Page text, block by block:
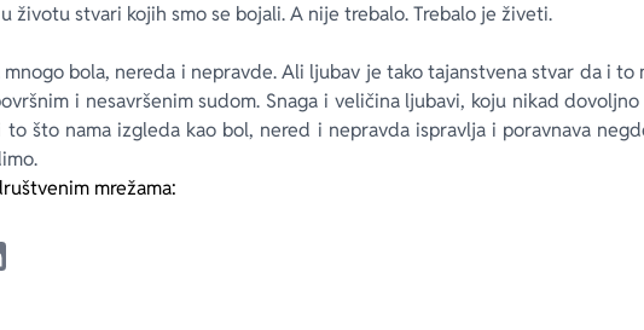
ži­vo­tu stva­ri ko­jih smo se bo­ja­li. A ni­je tre­ba­lo. Tre­ba­lo je ži­ve­ti.
mno­go bo­la, ne­re­da i ne­prav­de. Ali lju­bav je ta­ko ta­jan­stve­na stvar da i to
i ne­sa­vr­še­nim su­dom. Sna­ga i ve­li­či­na lju­ba­vi, ko­ju ni­kad
što na­ma iz­gle­da kao bol, ne­red i ne­prav­da is­pra­vlja i po­rav­na­va
mrežama: